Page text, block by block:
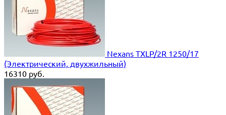
Nexans TXLP/2R 1250/17
(Электрический, двухжильный)
16310 руб.